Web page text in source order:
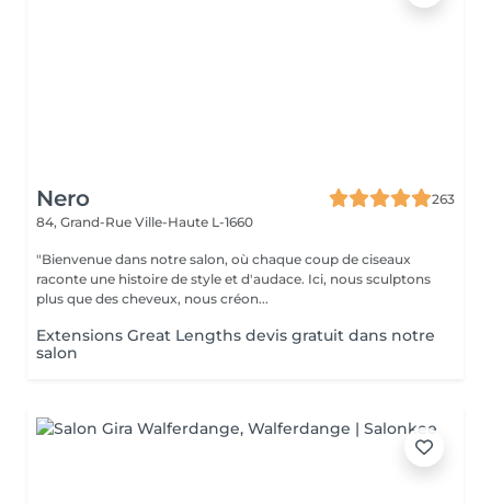
Nero
263
84, Grand-Rue Ville-Haute L-1660
"Bienvenue dans notre salon, où chaque coup de ciseaux
raconte une histoire de style et d'audace. Ici, nous sculptons
plus que des cheveux, nous créon...
Extensions Great Lengths devis gratuit dans notre
salon